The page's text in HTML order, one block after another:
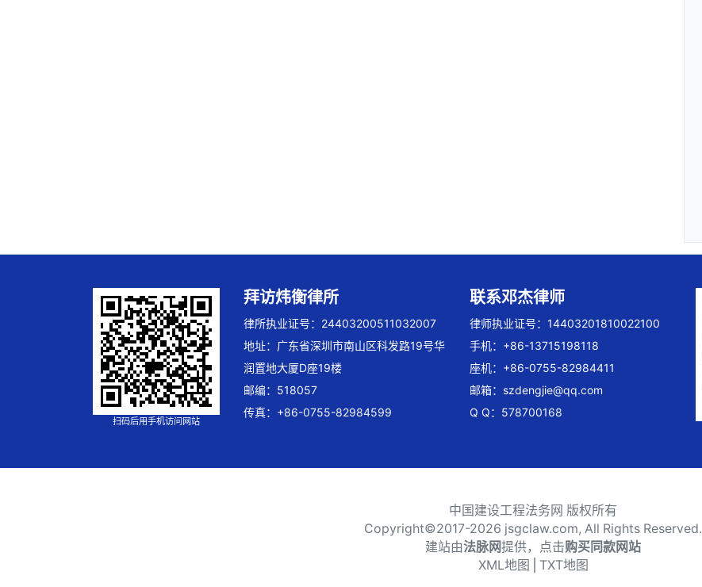
扫码后用手机访问网站
拜访炜衡律所
律所执业证号：24403200511032007
地址：广东省深圳市南山区科发路19号华
润置地大厦D座19楼
邮编：518057
传真：+86-0755-82984599
联系邓杰律师
律师执业证号：14403201810022100
手机：+86-13715198118
座机：+86-0755-82984411
邮箱： szdengjie@qq.com
Q Q：578700168
中国建设工程法务网 版权所有
Copyright©2017-2026 jsgclaw.com, All Rights Reserved.
建站由法脉网提供，点击购买同款网站
XML地图 TXT地图